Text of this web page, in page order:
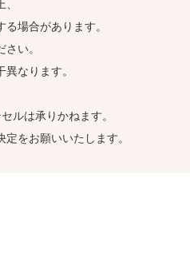
場合があります。
い。
なります。
ルは承りかねます。
をお願いいたします。